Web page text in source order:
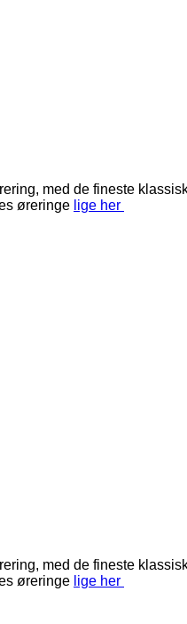
med de fineste
øreringe lige her
med de fineste
øreringe lige her